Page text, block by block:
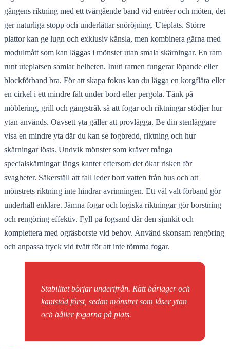
gångens riktning med ett tvärgående band vid entréer och möten, det
ger naturliga stopp och underlättar snöröjning. Uteplats. Större
plattor kan ge lugn och exklusiv känsla, men kombinera gärna med
modulmått som kan läggas i mönster utan smala skärningar. En ram
runt uteplatsen samlar helheten. Inuti ramen fungerar löpande eller
blockförband bra. För att skapa fokus kan du lägga en korgfläta eller
en cirkel i ett mindre fält under bord eller pergola. Tänk på
möblering, grill och gångstråk så att fogar och riktningar stödjer hur
ytan används. Oavsett yta gäller att provlägga. Be din stenläggare
visa en mindre yta där du kan se fogbredd, riktning och hur
skärningar lösts. Undvik mönster som kräver många
specialskärningar längs kanter eftersom det ökar risken för
svagheter. Säkerställ att fall leder bort vatten från hus och att
mönstrets riktning inte hindrar avrinningen. Ett väl valt förband gör
underhåll enklare. Jämna fogar och logiska riktningar gör borstning
och rengöring effektiv. Fyll på fogsand där den sjunkit och
komplettera med ogräsborste vid behov. Använd skonsam rengöring
och anpassa tryck vid tvätt för att inte tömma fogar.
Stabilitet börjar underifrån. Rätt bärlager och
kantstöd först, sedan mönstret som låser ytan
och håller fogarna på plats.